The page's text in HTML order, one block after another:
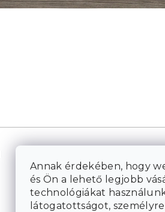
Annak érdekében, hogy
és Ön a lehető legjobb
technológiákat
látogatottságot,